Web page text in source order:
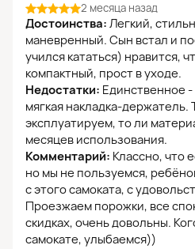
2 месяца назад
Достоинства: Легкий,
маневренный. Сын встал и
учился кататься) нравится,
компактный, прост в уходе.
Недостатки: Единственное -
мягкая накладка-держатель.
эксплуатируем, то ли
месяцев использования.
Комментарий: Классно, что
но мы не пользуемся,
с этого самоката, с
Проезжаем порожки, все
скидках, очень довольны.
самокате, улыбаемся))